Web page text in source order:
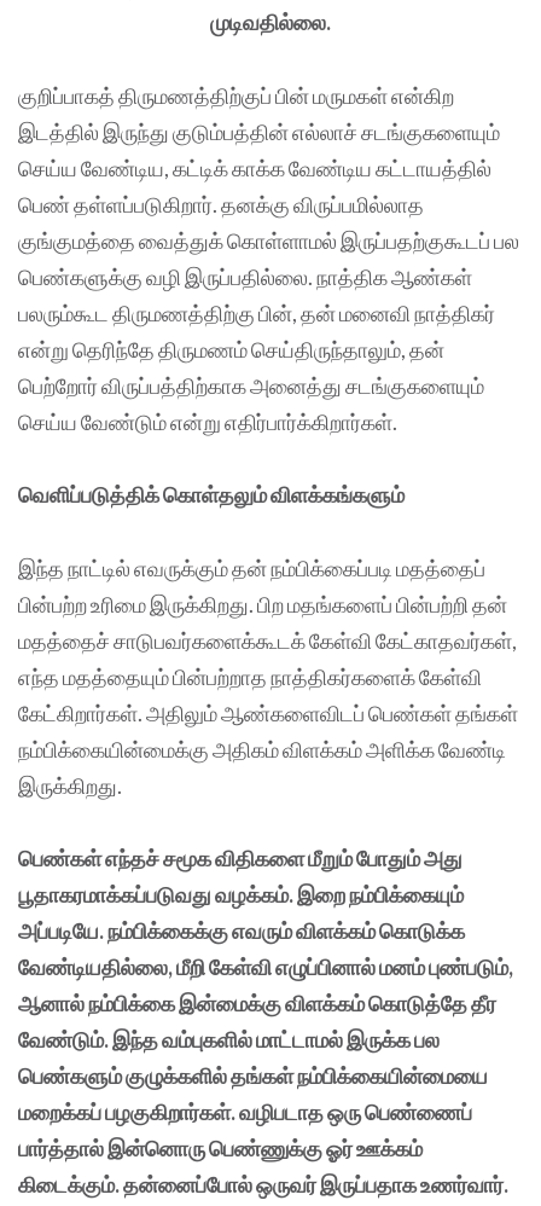
முடிவதில்லை.
குறிப்பாகத் திருமணத்திற்குப் பின் மருமகள் என்கிற
இடத்தில் இருந்து குடும்பத்தின் எல்லாச் சடங்குகளையும்
செய்ய வேண்டிய, கட்டிக் காக்க வேண்டிய கட்டாயத்தில்
பெண் தள்ளப்படுகிறார். தனக்கு விருப்பமில்லாத
குங்குமத்தை வைத்துக் கொள்ளாமல் இருப்பதற்குகூடப் பல
பெண்களுக்கு வழி இருப்பதில்லை. நாத்திக ஆண்கள்
பலரும்கூட திருமணத்திற்கு பின், தன் மனைவி நாத்திகர்
என்று தெரிந்தே திருமணம் செய்திருந்தாலும், தன்
பெற்றோர் விருப்பத்திற்காக அனைத்து சடங்குகளையும்
செய்ய வேண்டும் என்று எதிர்பார்க்கிறார்கள்.
வெளிப்படுத்திக் கொள்தலும் விளக்கங்களும்
இந்த நாட்டில் எவருக்கும் தன் நம்பிக்கைப்படி மதத்தைப்
பின்பற்ற உரிமை இருக்கிறது. பிற மதங்களைப் பின்பற்றி தன்
மதத்தைச் சாடுபவர்களைக்கூடக் கேள்வி கேட்காதவர்கள்,
எந்த மதத்தையும் பின்பற்றாத நாத்திகர்களைக் கேள்வி
கேட்கிறார்கள். அதிலும் ஆண்களைவிடப் பெண்கள் தங்கள்
நம்பிக்கையின்மைக்கு அதிகம் விளக்கம் அளிக்க வேண்டி
இருக்கிறது.
பெண்கள் எந்தச் சமூக விதிகளை மீறும் போதும் அது
பூதாகரமாக்கப்படுவது வழக்கம். இறை நம்பிக்கையும்
அப்படியே. நம்பிக்கைக்கு எவரும் விளக்கம் கொடுக்க
வேண்டியதில்லை, மீறி கேள்வி எழுப்பினால் மனம் புண்படும்,
ஆனால் நம்பிக்கை இன்மைக்கு விளக்கம் கொடுத்தே தீர
வேண்டும். இந்த வம்புகளில் மாட்டாமல் இருக்க பல
பெண்களும் குழுக்களில் தங்கள் நம்பிக்கையின்மையை
மறைக்கப் பழகுகிறார்கள். வழிபடாத ஒரு பெண்ணைப்
பார்த்தால் இன்னொரு பெண்ணுக்கு ஓர் ஊக்கம்
கிடைக்கும். தன்னைப்போல் ஒருவர் இருப்பதாக உணர்வார்.